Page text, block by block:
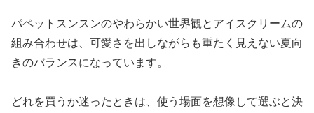
パペットスンスンのやわらかい世界観とアイスクリームの
組み合わせは、可愛さを出しながらも重たく見えない夏向
きのバランスになっています。
どれを買うか迷ったときは、使う場面を想像して選ぶと決